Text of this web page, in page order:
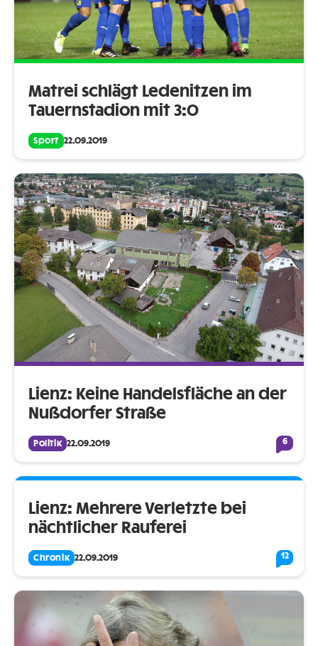
Matrei schlägt Ledenitzen im
Tauernstadion mit 3:0
Sport 22.09.2019
Lienz: Keine Handelsfläche an der
Nußdorfer Straße
Politik 22.09.2019 6
Lienz: Mehrere Verletzte bei
nächtlicher Rauferei
Chronik 22.09.2019 12